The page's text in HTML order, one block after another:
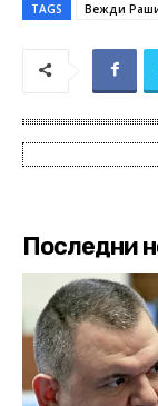
TAGS Вежди
Последни